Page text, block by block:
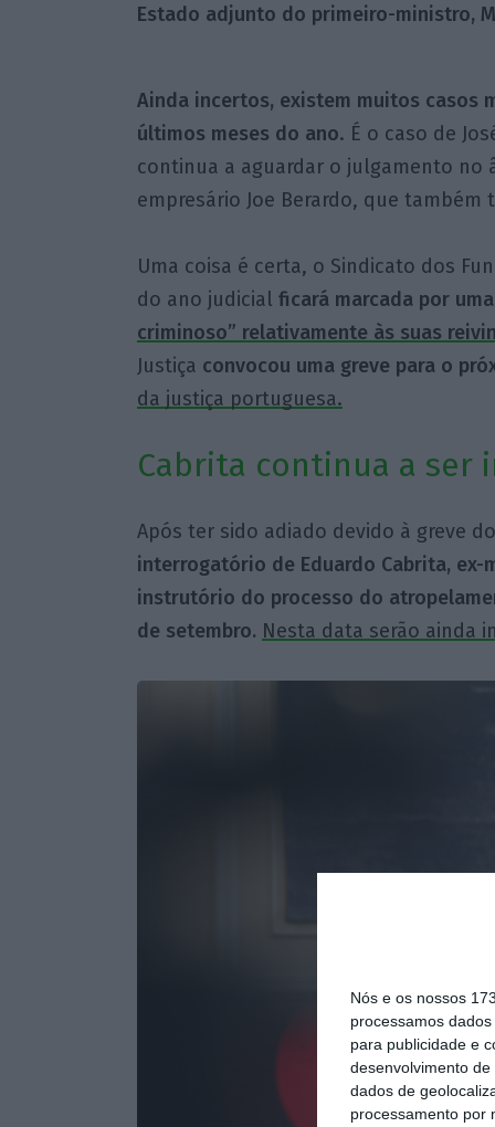
Nós e os nossos
processamos
para publicidade e
desenvolvimento de
dados de
processamento por
Estado adjunto do primeiro-ministro,
Ainda incertos, existem muitos casos
últimos meses do ano. É o caso de
continua a aguardar o julgamento no
empresário Joe Berardo, que também
Uma coisa é certa, o Sindicato dos
do ano judicial ficará marcada por uma
criminoso” relativamente às suas
Justiça convocou uma greve para o
da justiça portuguesa.
Cabrita continua a ser
Após ter sido adiado devido à greve
interrogatório de Eduardo Cabrita,
instrutório do processo do
de setembro. Nesta data serão ainda